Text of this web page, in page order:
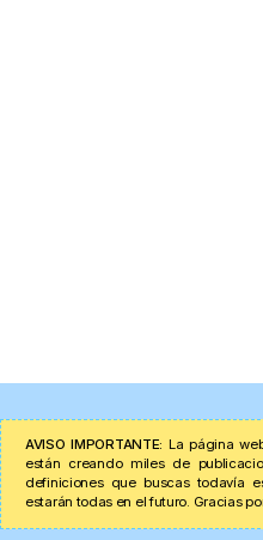
AVISO IMPORTANTE: La página
están creando miles de
definiciones que buscas todavía
estarán todas en el futuro. Gracias